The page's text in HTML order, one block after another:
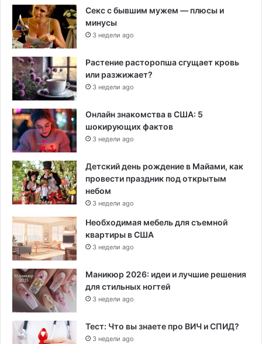
Секс с бывшим мужем — плюсы и
минусы
3 недели ago
Растение расторопша сгущает кровь
или разжижает?
3 недели ago
Онлайн знакомства в США: 5
шокирующих фактов
3 недели ago
Детский день рождение в Майами, как
провести праздник под открытым
небом
3 недели ago
Необходимая мебель для съемной
квартиры в США
3 недели ago
Маникюр 2026: идеи и лучшие решения
для стильных ногтей
3 недели ago
Тест: Что вы знаете про ВИЧ и СПИД?
3 недели ago